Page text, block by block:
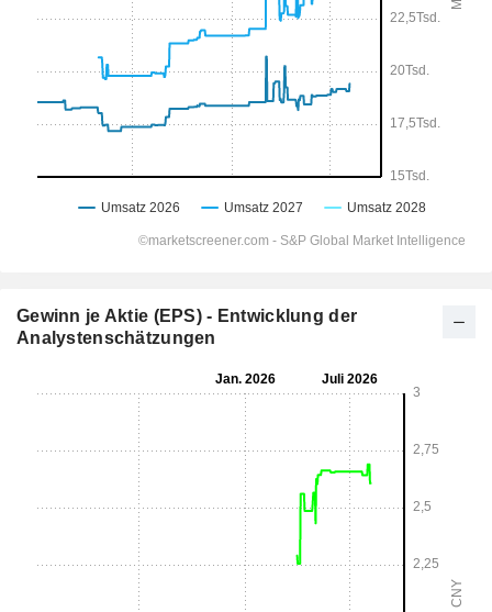
Gewinn je Aktie (EPS) - Entwicklung der
Analystenschätzungen